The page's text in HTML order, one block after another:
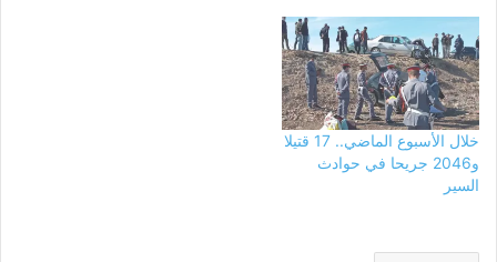
خلال الأسبوع الماضي.. 17 قتيلا
و2046 جريحا في حوادث
السير